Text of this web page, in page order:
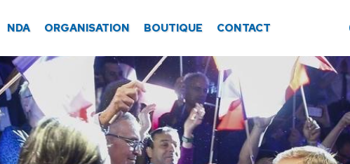
NDA ORGANISATION BOUTIQUE CONTACT